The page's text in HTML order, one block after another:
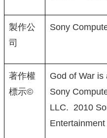
製作公
司
Sony
著作權
標示©
God of War is
Sony
LLC. 2010